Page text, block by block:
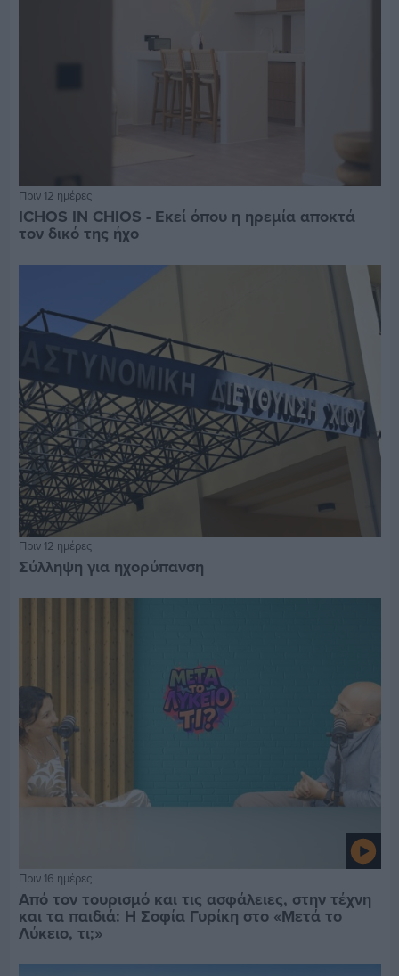
Πριν 12 ημέρες
ICHOS IN CHIOS - Εκεί όπου η ηρεμία αποκτά
τον δικό της ήχο
Πριν 12 ημέρες
Σύλληψη για ηχορύπανση
Πριν 16 ημέρες
Από τον τουρισμό και τις ασφάλειες, στην τέχνη
και τα παιδιά: Η Σοφία Γυρίκη στο «Μετά το
Λύκειο, τι;»